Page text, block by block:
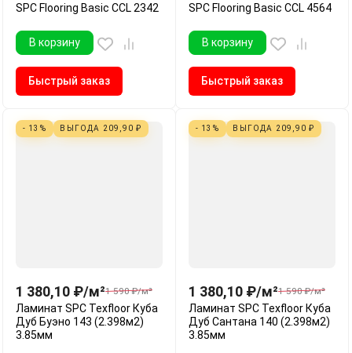
SPC Flooring Basic CCL 2342
В корзину
Быстрый заказ
SPC Flooring Basic CCL 4564
В корзину
Быстрый заказ
- 13% ВЫГОДА 209,90 ₽
1 380,10 ₽/м²1 590 ₽/м²
Ламинат SPC Texfloor Куба
Дуб Буэно 143 (2.398м2)
3.85мм
- 13% ВЫГОДА 209,90 ₽
1 380,10 ₽/м²1 590 ₽/м²
Ламинат SPC Texfloor Куба
Дуб Сантана 140 (2.398м2)
3.85мм